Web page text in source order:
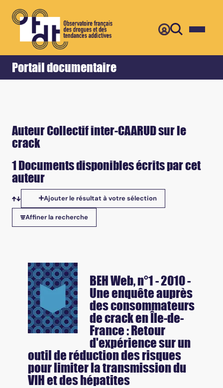
Portail documentaire
Accueil Retour
Auteur Collectif inter-CAARUD sur le
crack
1 Documents disponibles écrits par cet
auteur
Tris disponibles
Ajouter le résultat à votre sélection
Affiner la recherche
BEH Web, n°1 - 2010 -
Une enquête auprès
des consommateurs
de crack en Île-de-
France : Retour
d'expérience sur un
outil de réduction des risques
pour limiter la transmission du
VIH et des hépatites